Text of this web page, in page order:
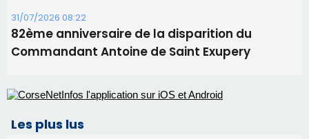
31/07/2026 08:22
82ème anniversaire de la disparition du
Commandant Antoine de Saint Exupery
Les plus lus